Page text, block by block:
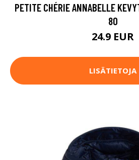
PETITE CHÉRIE ANNABELLE
80
24.9 EUR
LISÄTIETOJA